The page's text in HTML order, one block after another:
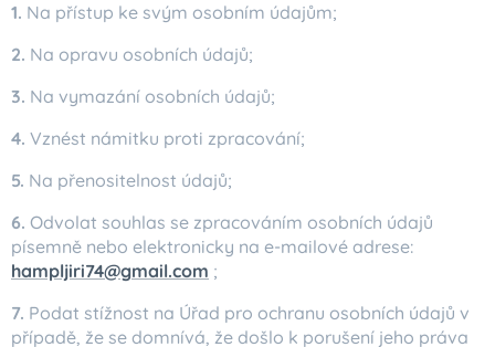
1. Na přístup ke svým osobním údajům;
2. Na opravu osobních údajů;
3. Na vymazání osobních údajů;
4. Vznést námitku proti zpracování;
5. Na přenositelnost údajů;
6. Odvolat souhlas se zpracováním osobních údajů
písemně nebo elektronicky na e-mailové adrese:
hampljiri74@gmail.com ;
7. Podat stížnost na Úřad pro ochranu osobních údajů v
případě, že se domnívá, že došlo k porušení jeho práva